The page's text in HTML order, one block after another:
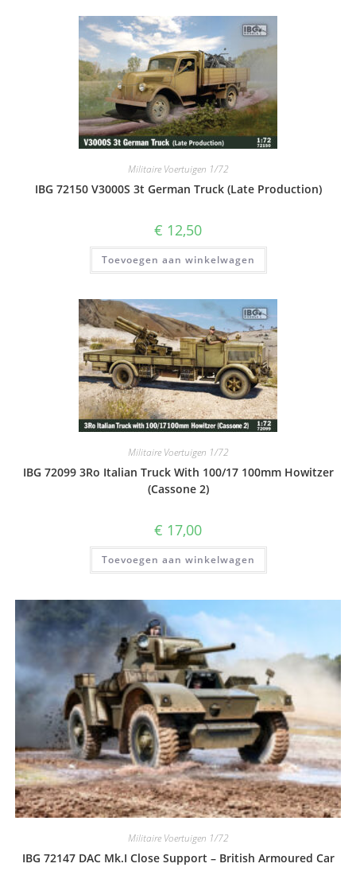
Militaire Voertuigen 1/72
IBG 72150 V3000S 3t German Truck (Late Production)
€ 12,50
Toevoegen aan winkelwagen
Militaire Voertuigen 1/72
IBG 72099 3Ro Italian Truck With 100/17 100mm Howitzer
(Cassone 2)
€ 17,00
Toevoegen aan winkelwagen
Militaire Voertuigen 1/72
IBG 72147 DAC Mk.I Close Support – British Armoured Car